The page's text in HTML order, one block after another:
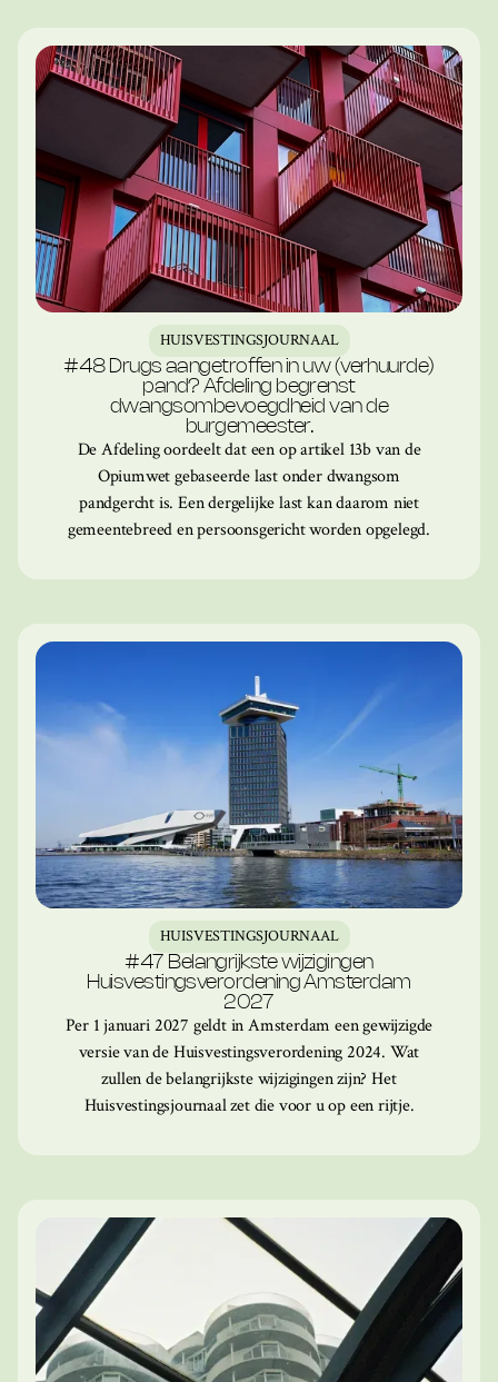
HUISVESTINGSJOURNAAL
#48 Drugs aangetroffen in uw (verhuurde)
pand? Afdeling begrenst
dwangsombevoegdheid van de
burgemeester.
De Afdeling oordeelt dat een op artikel 13b van de
Opiumwet gebaseerde last onder dwangsom
pandgercht is. Een dergelijke last kan daarom niet
gemeentebreed en persoonsgericht worden opgelegd.
HUISVESTINGSJOURNAAL
#47 Belangrijkste wijzigingen
Huisvestingsverordening Amsterdam
2027
Per 1 januari 2027 geldt in Amsterdam een gewijzigde
versie van de Huisvestingsverordening 2024. Wat
zullen de belangrijkste wijzigingen zijn? Het
Huisvestingsjournaal zet die voor u op een rijtje.